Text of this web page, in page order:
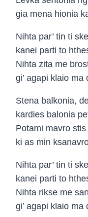
gia mena hionia
Nihta par’ tin ti
kanei parti to
Nihta zita me
gi’ agapi klaio ma
Stena balkonia,
kardies balonia
Potami mavro
ki as min
Nihta par’ tin ti
kanei parti to
Nihta rikse me
gi’ agapi klaio ma